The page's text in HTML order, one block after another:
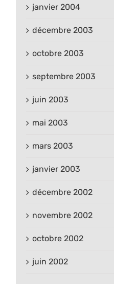
janvier 2004
décembre 2003
octobre 2003
septembre 2003
juin 2003
mai 2003
mars 2003
janvier 2003
décembre 2002
novembre 2002
octobre 2002
juin 2002